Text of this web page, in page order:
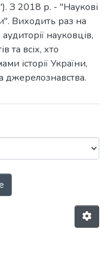
З 2018 р. - "Наукові
Виходить раз на
науковців,
та всіх, хто
історії України,
та джерелознавства.
НаУКМА.